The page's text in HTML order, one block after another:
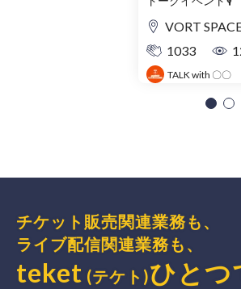
VORT
1033
TALK with 〇〇
チケット販売関連業務も、
ライブ配信関連業務も、
teket (テケト)ひとつ